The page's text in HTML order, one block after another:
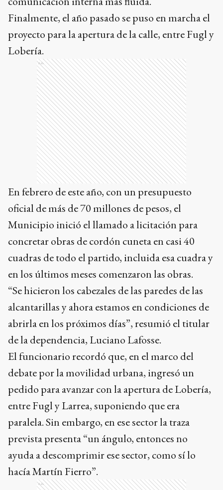
Finalmente, el año pasado se puso en marcha el
proyecto para la apertura de la calle, entre Fugl y
Lobería.
Ads
En febrero de este año, con un presupuesto
oficial de más de 70 millones de pesos, el
Municipio inició el llamado a licitación para
concretar obras de cordón cuneta en casi 40
cuadras de todo el partido, incluida esa cuadra y
en los últimos meses comenzaron las obras.
“Se hicieron los cabezales de las paredes de las
alcantarillas y ahora estamos en condiciones de
abrirla en los próximos días”, resumió el titular
de la dependencia, Luciano Lafosse.
El funcionario recordó que, en el marco del
debate por la movilidad urbana, ingresó un
pedido para avanzar con la apertura de Lobería,
entre Fugl y Larrea, suponiendo que era
paralela. Sin embargo, en ese sector la traza
prevista presenta “un ángulo, entonces no
ayuda a descomprimir ese sector, como sí lo
hacía Martín Fierro”.
Ads